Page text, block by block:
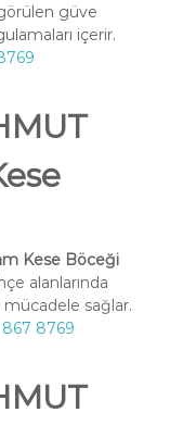
güve
içerir.
Kese Böceği
alanlarında
sağlar.
867 8769